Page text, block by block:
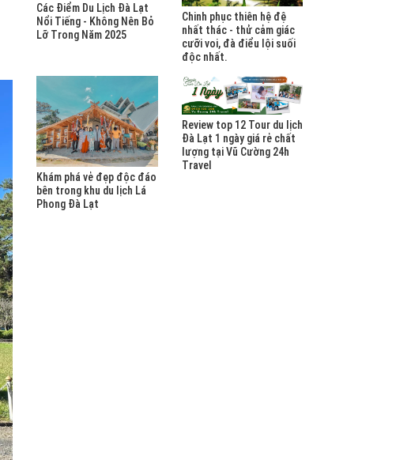
Các Điểm Du Lịch Đà Lạt
Nổi Tiếng - Không Nên Bỏ
Lỡ Trong Năm 2025
Chinh phục thiên hệ đệ
nhất thác - thử cảm giác
cưỡi voi, đà điểu lội suối
độc nhất.
Khám phá vẻ đẹp độc đáo
bên trong khu du lịch Lá
Phong Đà Lạt
Review top 12 Tour du lịch
Đà Lạt 1 ngày giá rẻ chất
lượng tại Vũ Cường 24h
Travel